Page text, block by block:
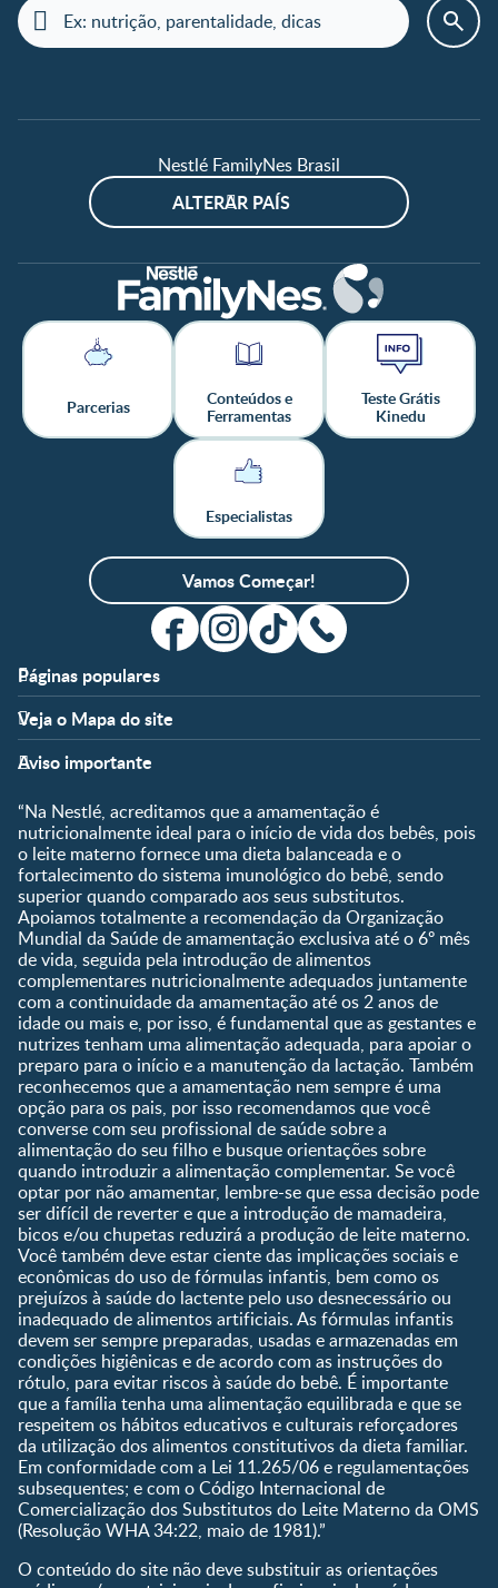
Nestlé FamilyNes Brasil
ALTERAR PAÍS
Parcerias
Conteúdos e
Ferramentas
Teste Grátis
Kinedu
Especialistas
Vamos Começar!
Páginas populares
Apoio
FAQ
Nossos Artigos
Fale conosco
Clube
Shopping
Compre Agora
Veja o Mapa do site
Fases
Pré-Concepção
Gravidez
Pós-Parto
0 a 5 meses
6 a 8 meses
9 a 12 meses
1 a 3 anos
Pré-escolar
Temas
Desenvolvimento
Ser Mãe e Pai
Nutrição, Alimentação e
Saúde
Ferramentas
Quando eu ficarei fértil?
Que dia meu bebê vai
nascer?
Guia de Nomes para Bebê
Calendário de semanas de
gravidez
Calculadora de cor dos
olhos
Curva de crescimento do
bebê
Planeta dos Pais
Receitas
Aviso importante
“Na Nestlé, acreditamos que a amamentação é
nutricionalmente ideal para o início de vida dos bebês, pois
o leite materno fornece uma dieta balanceada e o
fortalecimento do sistema imunológico do bebê, sendo
superior quando comparado aos seus substitutos.
Apoiamos totalmente a recomendação da Organização
Mundial da Saúde de amamentação exclusiva até o 6º mês
de vida, seguida pela introdução de alimentos
complementares nutricionalmente adequados juntamente
com a continuidade da amamentação até os 2 anos de
idade ou mais e, por isso, é fundamental que as gestantes e
nutrizes tenham uma alimentação adequada, para apoiar o
preparo para o início e a manutenção da lactação. Também
reconhecemos que a amamentação nem sempre é uma
opção para os pais, por isso recomendamos que você
converse com seu profissional de saúde sobre a
alimentação do seu filho e busque orientações sobre
quando introduzir a alimentação complementar. Se você
optar por não amamentar, lembre-se que essa decisão pode
ser difícil de reverter e que a introdução de mamadeira,
bicos e/ou chupetas reduzirá a produção de leite materno.
Você também deve estar ciente das implicações sociais e
econômicas do uso de fórmulas infantis, bem como os
prejuízos à saúde do lactente pelo uso desnecessário ou
inadequado de alimentos artificiais. As fórmulas infantis
devem ser sempre preparadas, usadas e armazenadas em
condições higiênicas e de acordo com as instruções do
rótulo, para evitar riscos à saúde do bebê. É importante
que a família tenha uma alimentação equilibrada e que se
respeitem os hábitos educativos e culturais reforçadores
da utilização dos alimentos constitutivos da dieta familiar.
Em conformidade com a Lei 11.265/06 e regulamentações
subsequentes; e com o Código Internacional de
Comercialização dos Substitutos do Leite Materno da OMS
(Resolução WHA 34:22, maio de 1981).”
O conteúdo do site não deve substituir as orientações